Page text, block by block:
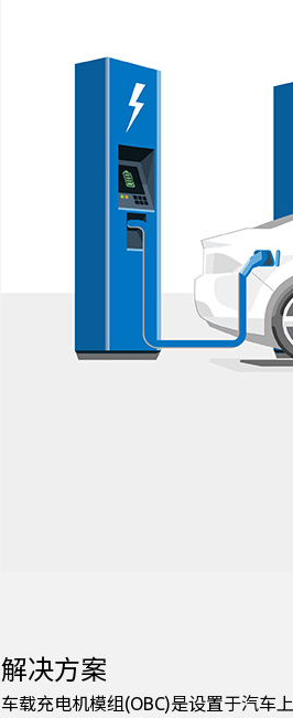
解决方案
车载充电机模组(OBC)是设置于汽车